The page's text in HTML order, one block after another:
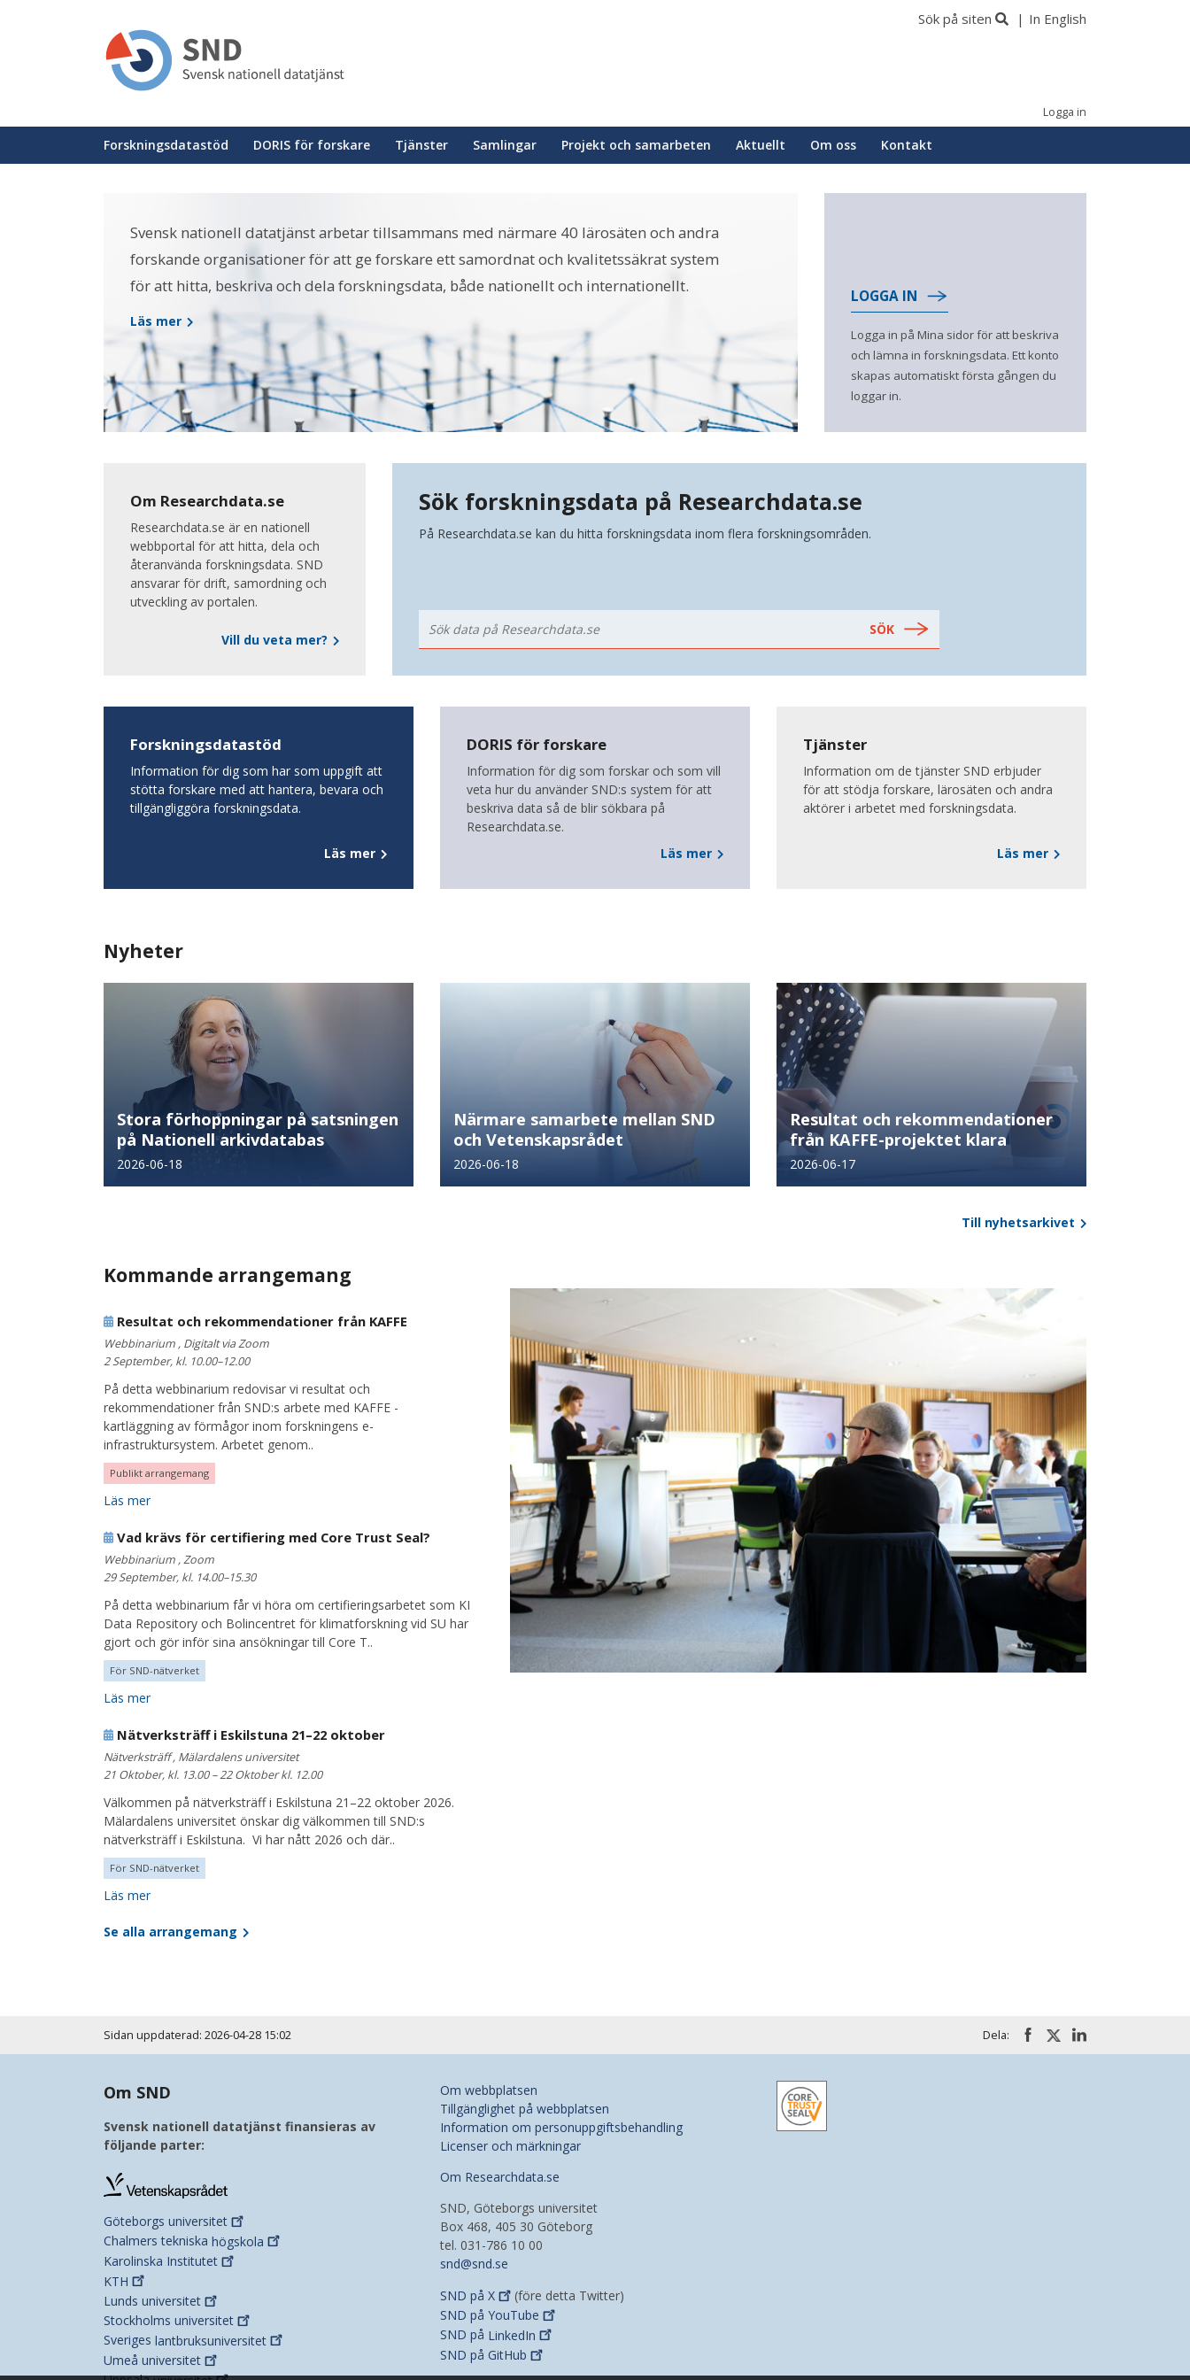
Sök på siten In English
Logga in
Huvudmeny
Forskningsdatastöd DORIS för forskare Tjänster Samlingar Projekt och samarbeten Aktuellt Om oss Kontakt
Svensk nationell datatjänst arbetar tillsammans med närmare 40 lärosäten och andra
forskande organisationer för att ge forskare ett samordnat och kvalitetssäkrat system
för att hitta, beskriva och dela forskningsdata, både nationellt och internationellt.
Läs mer
LOGGA IN
Logga in på Mina sidor för att beskriva
och lämna in forskningsdata. Ett konto
skapas automatiskt första gången du
loggar in.
Om Researchdata.se
Researchdata.se är en nationell
webbportal för att hitta, dela och
återanvända forskningsdata. SND
ansvarar för drift, samordning och
utveckling av portalen.
Vill du veta mer?
Sök forskningsdata på Researchdata.se
På Researchdata.se kan du hitta forskningsdata inom flera forskningsområden.
Forskningsdatastöd
Information för dig som har som uppgift att
stötta forskare med att hantera, bevara och
tillgängliggöra forskningsdata.
Läs mer
DORIS för forskare
Information för dig som forskar och som vill
veta hur du använder SND:s system för att
beskriva data så de blir sökbara på
Researchdata.se.
Läs mer
Tjänster
Information om de tjänster SND erbjuder
för att stödja forskare, lärosäten och andra
aktörer i arbetet med forskningsdata.
Läs mer
Nyheter
Stora förhoppningar på satsningen
på Nationell arkivdatabas
2026-06-18
Närmare samarbete mellan SND
och Vetenskapsrådet
2026-06-18
Resultat och rekommendationer
från KAFFE-projektet klara
2026-06-17
Till nyhetsarkivet
Kommande arrangemang
Resultat och rekommendationer från KAFFE
Webbinarium , Digitalt via Zoom
2 September, kl. 10.00–12.00
På detta webbinarium redovisar vi resultat och
rekommendationer från SND:s arbete med KAFFE -
kartläggning av förmågor inom forskningens e-
infrastruktursystem. Arbetet genom..
Publikt arrangemang
Läs mer
Vad krävs för certifiering med Core Trust Seal?
Webbinarium , Zoom
29 September, kl. 14.00–15.30
På detta webbinarium får vi höra om certifieringsarbetet som KI
Data Repository och Bolincentret för klimatforskning vid SU har
gjort och gör inför sina ansökningar till Core T..
För SND-nätverket
Läs mer
Nätverksträff i Eskilstuna 21–22 oktober
Nätverksträff , Mälardalens universitet
21 Oktober, kl. 13.00 – 22 Oktober kl. 12.00
Välkommen på nätverksträff i Eskilstuna 21–22 oktober 2026.
Mälardalens universitet önskar dig välkommen till SND:s
nätverksträff i Eskilstuna. Vi har nått 2026 och där..
För SND-nätverket
Läs mer
Se alla arrangemang
Sidan uppdaterad: 2026-04-28 15:02 Dela:
Om SND
Svensk nationell datatjänst finansieras av
följande parter:
Göteborgs universitet
Chalmers tekniska högskola
Karolinska Institutet
KTH
Lunds universitet
Stockholms universitet
Sveriges lantbruksuniversitet
Umeå universitet
Om webbplatsen
Tillgänglighet på webbplatsen
Information om personuppgiftsbehandling
Licenser och märkningar
Om Researchdata.se
SND, Göteborgs universitet
Box 468, 405 30 Göteborg
tel. 031-786 10 00
snd@snd.se
SND på X
(före detta Twitter)
SND på YouTube
SND på LinkedIn
SND på GitHub